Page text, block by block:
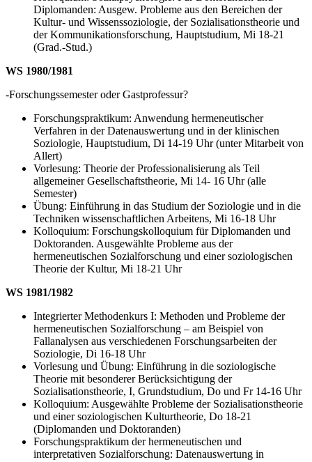
Diplomanden: Ausgew. Probleme aus den Bereichen der
Kultur- und Wissenssoziologie, der Sozialisationstheorie und
der Kommunikationsforschung, Hauptstudium, Mi 18-21
(Grad.-Stud.)
WS 1980/1981
-Forschungssemester oder Gastprofessur?
Forschungspraktikum: Anwendung hermeneutischer
Verfahren in der Datenauswertung und in der klinischen
Soziologie, Hauptstudium, Di 14-19 Uhr (unter Mitarbeit von
Allert)
Vorlesung: Theorie der Professionalisierung als Teil
allgemeiner Gesellschaftstheorie, Mi 14- 16 Uhr (alle
Semester)
Übung: Einführung in das Studium der Soziologie und in die
Techniken wissenschaftlichen Arbeitens, Mi 16-18 Uhr
Kolloquium: Forschungskolloquium für Diplomanden und
Doktoranden. Ausgewählte Probleme aus der
hermeneutischen Sozialforschung und einer soziologischen
Theorie der Kultur, Mi 18-21 Uhr
WS 1981/1982
Integrierter Methodenkurs I: Methoden und Probleme der
hermeneutischen Sozialforschung – am Beispiel von
Fallanalysen aus verschiedenen Forschungsarbeiten der
Soziologie, Di 16-18 Uhr
Vorlesung und Übung: Einführung in die soziologische
Theorie mit besonderer Berücksichtigung der
Sozialisationstheorie, I, Grundstudium, Do und Fr 14-16 Uhr
Kolloquium: Ausgewählte Probleme der Sozialisationstheorie
und einer soziologischen Kulturtheorie, Do 18-21
(Diplomanden und Doktoranden)
Forschungspraktikum der hermeneutischen und
interpretativen Sozialforschung: Datenauswertung in